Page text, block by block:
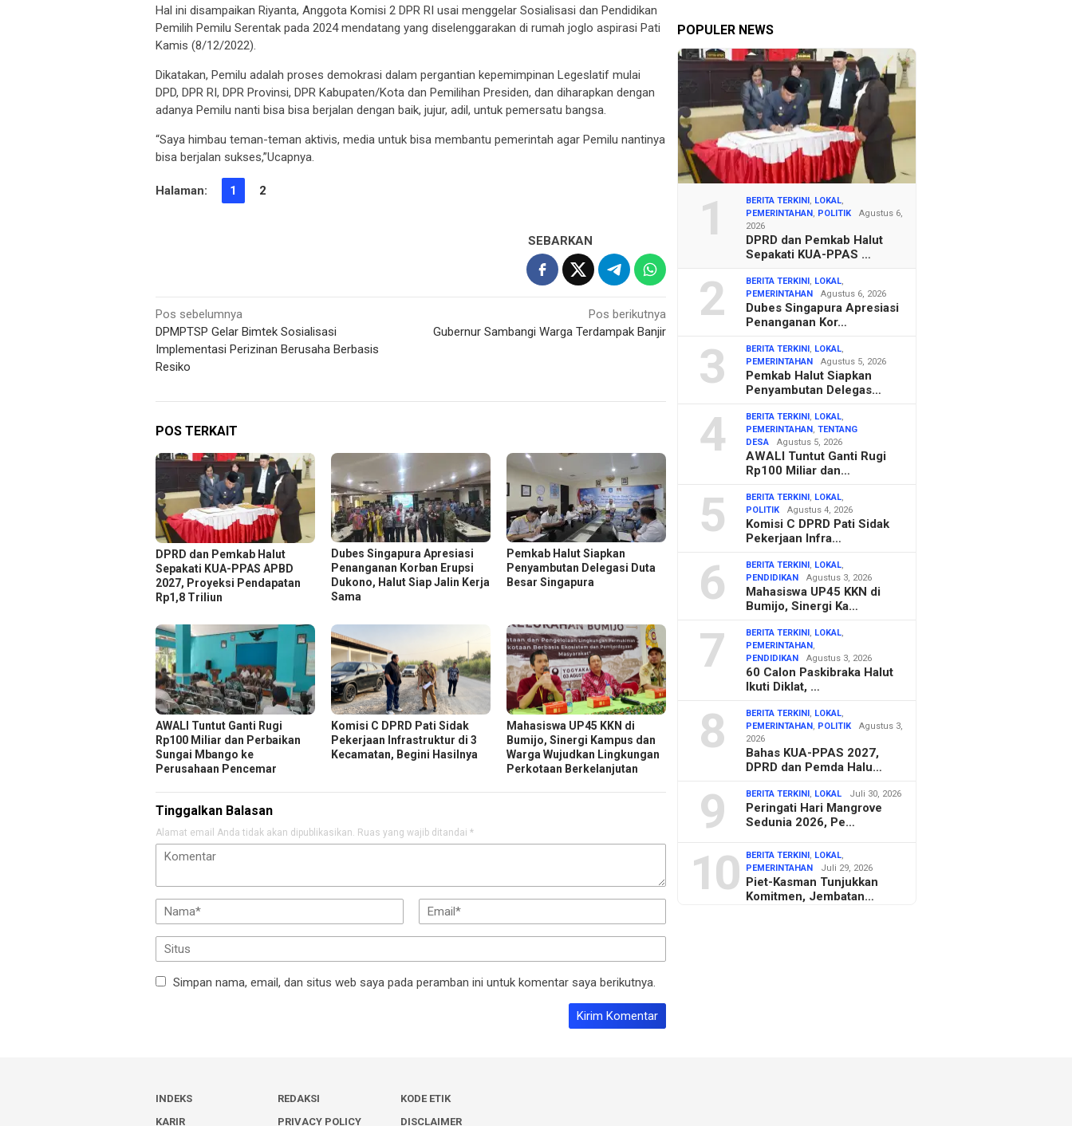
Hal ini disampaikan Riyanta, Anggota Komisi 2 DPR RI usai menggelar Sosialisasi dan Pendidikan
Pemilih Pemilu Serentak pada 2024 mendatang yang diselenggarakan di rumah joglo aspirasi Pati
Kamis (8/12/2022).
Dikatakan, Pemilu adalah proses demokrasi dalam pergantian kepemimpinan Legeslatif mulai
DPD, DPR RI, DPR Provinsi, DPR Kabupaten/Kota dan Pemilihan Presiden, dan diharapkan dengan
adanya Pemilu nanti bisa bisa berjalan dengan baik, jujur, adil, untuk pemersatu bangsa.
“Saya himbau teman-teman aktivis, media untuk bisa membantu pemerintah agar Pemilu nantinya
bisa berjalan sukses,”Ucapnya.
Halaman: 1 2
SEBARKAN
Navigasi
pos
Pos sebelumnya
DPMPTSP Gelar Bimtek Sosialisasi
Implementasi Perizinan Berusaha Berbasis
Resiko
Pos berikutnya
Gubernur Sambangi Warga Terdampak Banjir
POS TERKAIT
DPRD dan Pemkab Halut
Sepakati KUA-PPAS APBD
2027, Proyeksi Pendapatan
Rp1,8 Triliun
Dubes Singapura Apresiasi
Penanganan Korban Erupsi
Dukono, Halut Siap Jalin Kerja
Sama
Pemkab Halut Siapkan
Penyambutan Delegasi Duta
Besar Singapura
AWALI Tuntut Ganti Rugi
Rp100 Miliar dan Perbaikan
Sungai Mbango ke
Perusahaan Pencemar
Komisi C DPRD Pati Sidak
Pekerjaan Infrastruktur di 3
Kecamatan, Begini Hasilnya
Mahasiswa UP45 KKN di
Bumijo, Sinergi Kampus dan
Warga Wujudkan Lingkungan
Perkotaan Berkelanjutan
Tinggalkan Balasan
Alamat email Anda tidak akan dipublikasikan. Ruas yang wajib ditandai *
Simpan nama, email, dan situs web saya pada peramban ini untuk komentar saya berikutnya.
POPULER NEWS
1 BERITA TERKINI , LOKAL,
PEMERINTAHAN , POLITIK
Agustus 6,
2026
DPRD dan Pemkab Halut
Sepakati KUA-PPAS …
2 BERITA TERKINI , LOKAL,
PEMERINTAHAN
Agustus 6, 2026
Dubes Singapura Apresiasi
Penanganan Kor…
3 BERITA TERKINI , LOKAL,
PEMERINTAHAN
Agustus 5, 2026
Pemkab Halut Siapkan
Penyambutan Delegas…
4 BERITA TERKINI , LOKAL,
PEMERINTAHAN ,TENTANG
DESA
Agustus 5, 2026
AWALI Tuntut Ganti Rugi
Rp100 Miliar dan…
5 BERITA TERKINI , LOKAL,
POLITIK
Agustus 4, 2026
Komisi C DPRD Pati Sidak
Pekerjaan Infra…
6 BERITA TERKINI , LOKAL,
PENDIDIKAN
Agustus 3, 2026
Mahasiswa UP45 KKN di
Bumijo, Sinergi Ka…
7 BERITA TERKINI , LOKAL,
PEMERINTAHAN ,
PENDIDIKAN
Agustus 3, 2026
60 Calon Paskibraka Halut
Ikuti Diklat, …
8 BERITA TERKINI , LOKAL,
PEMERINTAHAN , POLITIK
Agustus 3,
2026
Bahas KUA-PPAS 2027,
DPRD dan Pemda Halu…
9 BERITA TERKINI , LOKAL Juli 30, 2026
Peringati Hari Mangrove
Sedunia 2026, Pe…
10 BERITA TERKINI , LOKAL,
PEMERINTAHAN
Juli 29, 2026
Piet-Kasman Tunjukkan
Komitmen, Jembatan…
INDEKS REDAKSI
KODE ETIK
KARIR
PRIVACY POLICY DISCLAIMER